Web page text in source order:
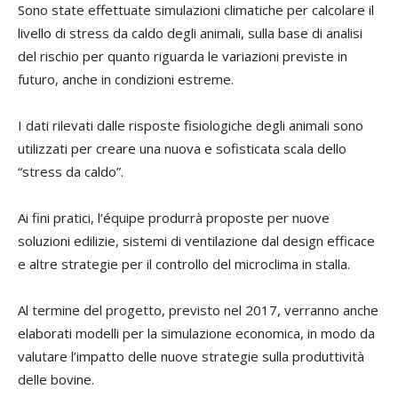
Sono state effettuate simulazioni climatiche per calcolare il
livello di stress da caldo degli animali, sulla base di analisi
del rischio per quanto riguarda le variazioni previste in
futuro, anche in condizioni estreme.
I dati rilevati dalle risposte fisiologiche degli animali sono
utilizzati per creare una nuova e sofisticata scala dello
“stress da caldo”.
Ai fini pratici, l’équipe produrrà proposte per nuove
soluzioni edilizie, sistemi di ventilazione dal design efficace
e altre strategie per il controllo del microclima in stalla.
Al termine del progetto, previsto nel 2017, verranno anche
elaborati modelli per la simulazione economica, in modo da
valutare l’impatto delle nuove strategie sulla produttività
delle bovine.